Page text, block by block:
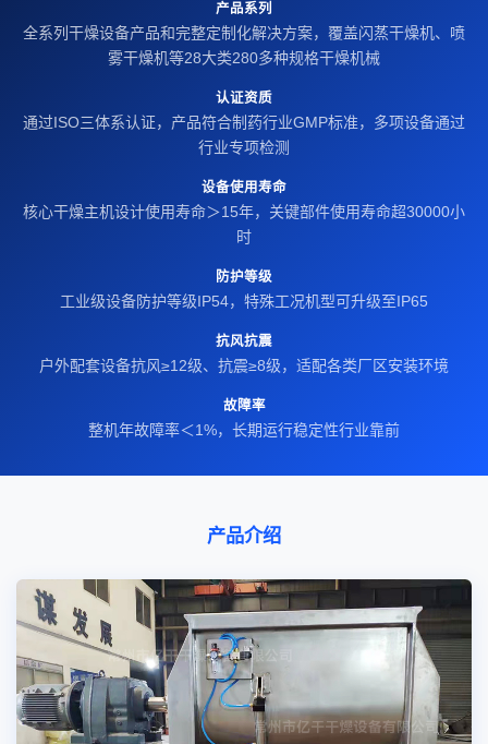
产品系列
全系列干燥设备产品和完整定制化解决方案，覆盖闪蒸干燥机、喷
雾干燥机等28大类280多种规格干燥机械
认证资质
通过ISO三体系认证，产品符合制药行业GMP标准，多项设备通过
行业专项检测
设备使用寿命
核心干燥主机设计使用寿命＞15年，关键部件使用寿命超30000小
时
防护等级
工业级设备防护等级IP54，特殊工况机型可升级至IP65
抗风抗震
户外配套设备抗风≥12级、抗震≥8级，适配各类厂区安装环境
故障率
整机年故障率＜1%，长期运行稳定性行业靠前
产品介绍